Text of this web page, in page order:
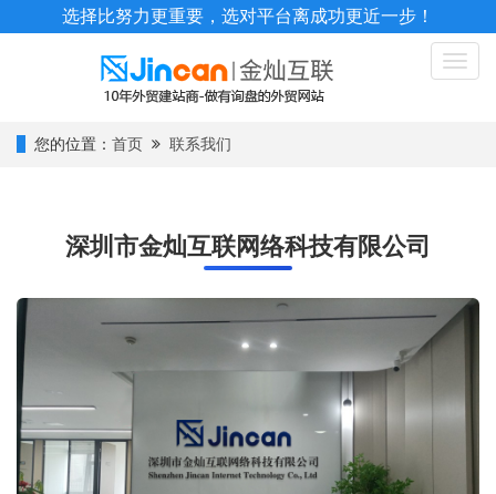
选择比努力更重要，选对平台离成功更近一步！
Toggle
您的位置： 首页 联系我们
深圳市金灿互联网络科技有限公司